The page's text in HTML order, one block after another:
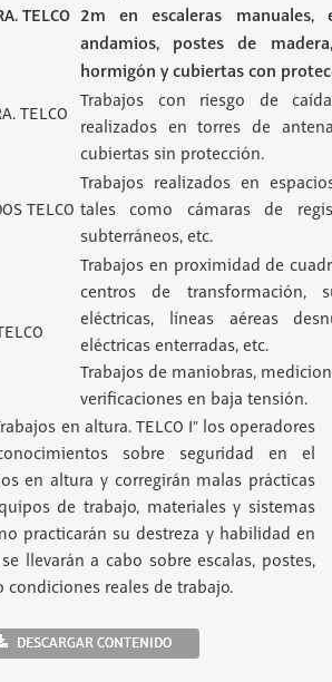
TELCO 2m en escaleras manuales,
andamios, postes de
hormigón y cubiertas con
TELCO
Trabajos con riesgo de
realizados en torres de
cubiertas sin protección.
TELCO
Trabajos realizados en
tales como cámaras de
subterráneos, etc.
Trabajos en proximidad de
centros de transformación,
eléctricas, líneas aéreas
eléctricas enterradas, etc.
Trabajos de maniobras,
verificaciones en baja tensión.
en altura. TELCO I” los operadores
sobre seguridad en el
en altura y corregirán malas prácticas
de trabajo, materiales y sistemas
practicarán su destreza y habilidad en
llevarán a cabo sobre escalas, postes,
condiciones reales de trabajo.
DESCARGAR CONTENIDO